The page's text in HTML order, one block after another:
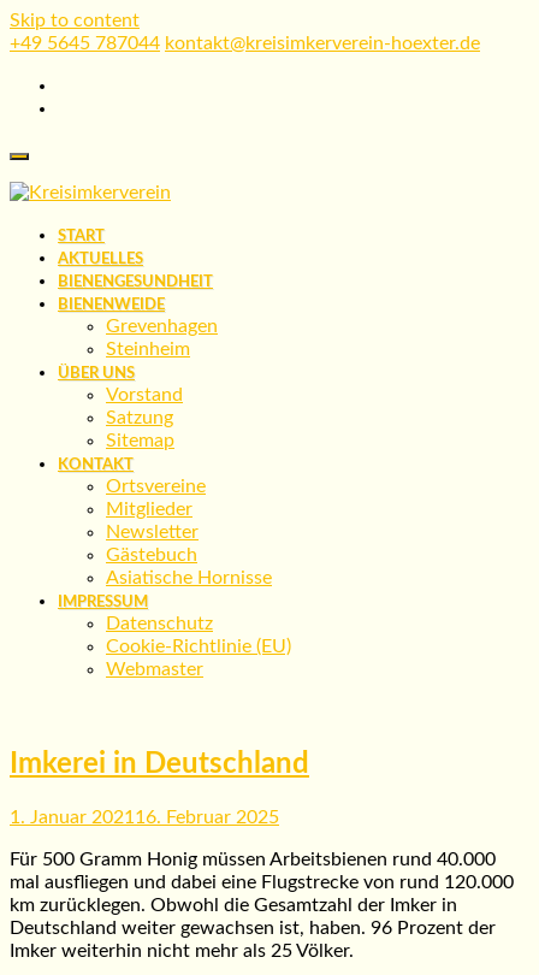
Skip to content
+49 5645 787044 kontakt@kreisimkerverein-hoexter.de
START
AKTUELLES
BIENENGESUNDHEIT
BIENENWEIDE
Grevenhagen
Steinheim
ÜBER UNS
Vorstand
Satzung
Sitemap
KONTAKT
Ortsvereine
Mitglieder
Newsletter
Gästebuch
Asiatische Hornisse
IMPRESSUM
Datenschutz
Cookie-Richtlinie (EU)
Webmaster
Imkerei in Deutschland
1. Januar 2021 16. Februar 2025
Für 500 Gramm Honig müssen Arbeitsbienen rund 40.000
mal ausfliegen und dabei eine Flugstrecke von rund 120.000
km zurücklegen. Obwohl die Gesamtzahl der Imker in
Deutschland weiter gewachsen ist, haben. 96 Prozent der
Imker weiterhin nicht mehr als 25 Völker.